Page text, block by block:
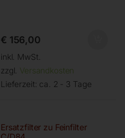
€ 156,00
inkl. MwSt.
zzgl. Versandkosten
Lieferzeit: ca. 2 - 3 Tage
Ersatzfilter zu Feinfilter